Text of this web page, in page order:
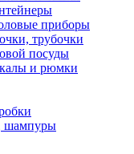
приборы
трубочки
посуды
и рюмки
шампуры